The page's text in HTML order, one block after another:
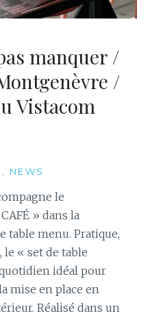
manquer /
/
Vistacom
NEWS
le
» dans la
table menu. Pratique,
« set de table
idéal pour
mise en place en
Réalisé dans un